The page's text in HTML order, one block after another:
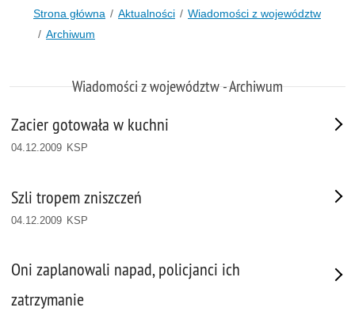
Strona główna Aktualności
Wiadomości z województw
Archiwum
Wiadomości z województw - Archiwum
Zacier gotowała w kuchni
04.12.2009 KSP
Szli tropem zniszczeń
04.12.2009 KSP
Oni zaplanowali napad, policjanci ich
zatrzymanie